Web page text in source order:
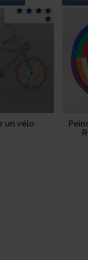
un vélo